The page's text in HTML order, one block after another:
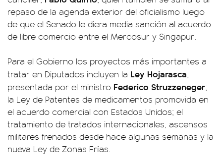
repaso de la agenda exterior del oficialismo luego
de que el Senado le diera media sanción al acuerdo
de libre comercio entre el Mercosur y Singapur.
Para el Gobierno los proyectos más importantes a
tratar en Diputados incluyen la Ley Hojarasca,
presentada por el ministro Federico Struzzeneger;
la Ley de Patentes de medicamentos promovida en
el acuerdo comercial con Estados Unidos; el
tratamiento de tratados internacionales, ascensos
militares frenados desde hace algunas semanas y la
nueva Ley de Zonas Frías.